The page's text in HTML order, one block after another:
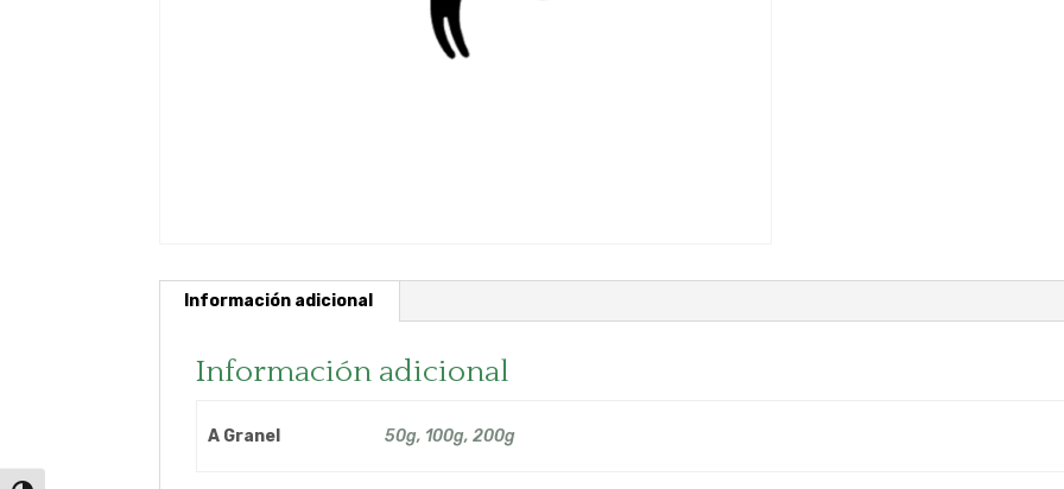
Información adicional
Información adicional
A Granel 50g, 100g, 200g